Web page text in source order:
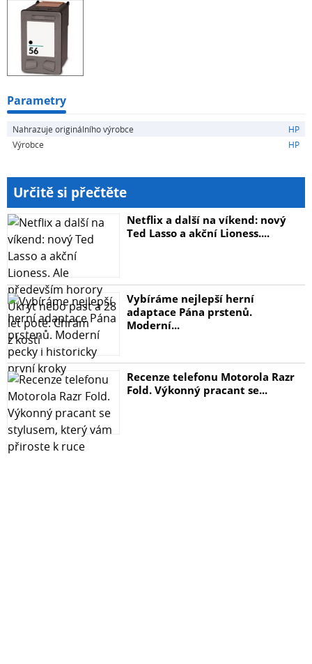
Farba BLACK.
Parametry
Nahrazuje originálního výrobce
HP
Výrobce
HP
Určitě si přečtěte
Netflix a další na víkend: nový
Ted Lasso a akční Lioness....
Vybíráme nejlepší herní
adaptace Pána prstenů.
Moderní...
Recenze telefonu Motorola Razr
Fold. Výkonný pracant se...